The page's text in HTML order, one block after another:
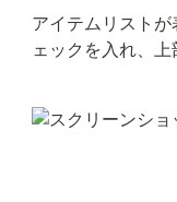
アイテムリスト
ェックを入れ、上